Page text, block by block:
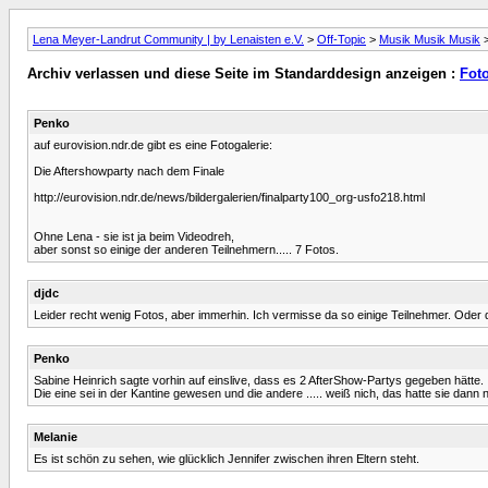
Lena Meyer-Landrut Community | by Lenaisten e.V. > Off-Topic > Musik Musik Musik
Archiv verlassen und diese Seite im Standarddesign anzeigen :
Penko
auf eurovision.ndr.de gibt es eine Fotogalerie:
Die Aftershowparty nach dem Finale
http://eurovision.ndr.de/news/bildergalerien/finalparty100_org-usfo218.html
Ohne Lena - sie ist ja beim Videodreh,
aber sonst so einige der anderen Teilnehmern..... 7 Fotos.
djdc
Leider recht wenig Fotos, aber immerhin. Ich vermisse da so einige Teilnehmer.
Penko
Sabine Heinrich sagte vorhin auf einslive, dass es 2 AfterShow-Partys gegeben hätte.
Die eine sei in der Kantine gewesen und die andere ..... weiß nich, das hatte sie
Melanie
Es ist schön zu sehen, wie glücklich Jennifer zwischen ihren Eltern steht.